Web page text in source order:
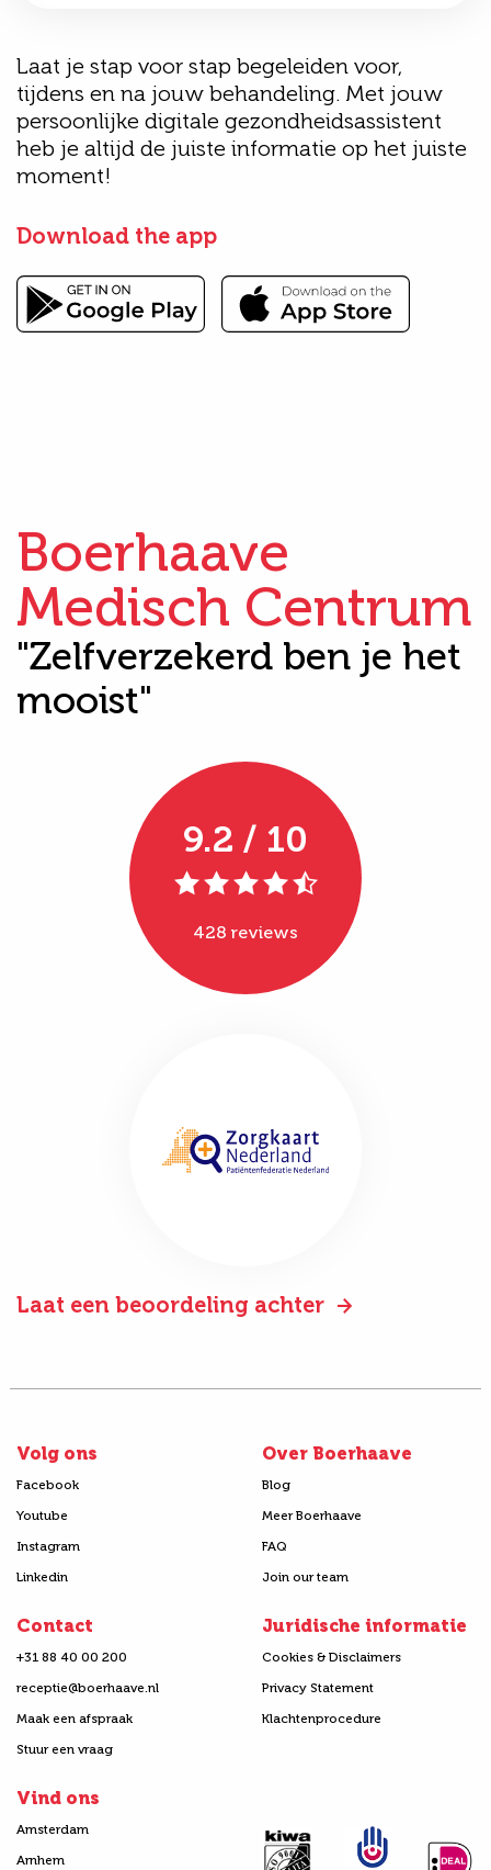
Laat je stap voor stap begeleiden voor,
tijdens en na jouw behandeling. Met jouw
persoonlijke digitale gezondheidsassistent
heb je altijd de juiste informatie op het juiste
moment!
Download the app
Boerhaave
Medisch Centrum
"Zelfverzekerd ben je het
mooist"
9.2 / 10
428 reviews
Laat een beoordeling achter
Volg ons
Facebook
Youtube
Instagram
Linkedin
Over Boerhaave
Blog
Meer Boerhaave
FAQ
Join our team
Contact
+31 88 40 00 200
receptie@boerhaave.nl
Maak een afspraak
Stuur een vraag
Juridische informatie
Cookies & Disclaimers
Privacy Statement
Klachtenprocedure
Vind ons
Amsterdam
Arnhem